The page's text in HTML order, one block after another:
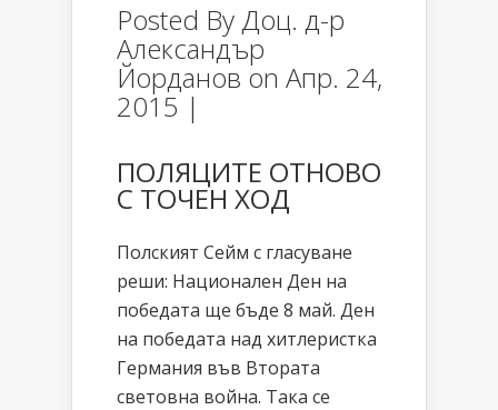
Posted ByДоц. д-р
Александър
Йорданов on Апр. 24,
2015 |
ПОЛЯЦИТЕ ОТНОВО
С ТОЧЕН ХОД
Полският Сейм с гласуване
реши: Национален Ден на
победата ще бъде 8 май. Ден
на победата над хитлеристка
Германия във Втората
световна война. Така се